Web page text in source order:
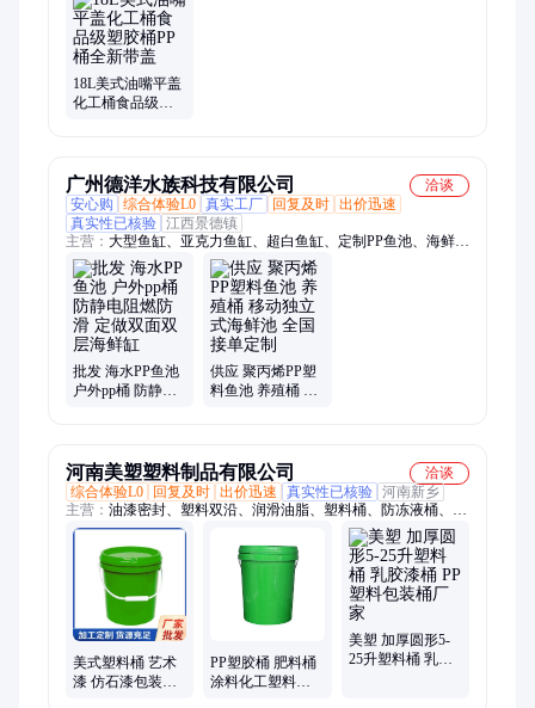
18L美式油嘴平盖
化工桶食品级塑
广州德洋水族科技有限公司
洽谈
安心购
综合体验L0 真实工厂 回复及时 出价迅速
真实性已核验 江西景德镇
主营： 大型鱼缸、亚克力鱼缸、超白鱼缸、定制PP鱼池、海鲜池
定制、超市海鲜池、酒店海鲜池、海鲜缸定做、定制海鲜缸、定
做海鲜缸、亚克力泳池、无边亚克力泳池安装、无边泳池、亚克
力泳池定制、亚克力圆柱鱼缸、海洋馆观赏视窗安装、锦鲤地
缸、别墅鱼池观赏视窗安装、科研试验缸、亚克力圆柱表演箱、
美人鱼表演缸定制、天井鱼缸、定制亚克力板、亚克力水母缸定
制、定做海鲜池、亚克力挡板安装
批发 海水PP鱼池
户外pp桶 防静电
供应 聚丙烯PP塑
料鱼池 养殖桶 移
河南美塑塑料制品有限公司
洽谈
综合体验L0
回复及时 出价迅速 真实性已核验 河南新乡
主营： 油漆密封、塑料双沿、润滑油脂、塑料桶、防冻液桶、润
滑油桶、pp化工包装、塑料包装桶、涂料包装桶、建材涂料桶、
美式涂料桶、水桶涂料桶、双沿包装桶、涂料桶定制、塑料化工
桶、油漆包装桶、液体包装桶、乳胶漆包装桶、化工桶机油桶、
美式膜内贴桶、食品级包装桶、加厚水桶涂料、塑料容器、胶水
涂料、食品级塑料
美式塑料桶 艺术
漆 仿石漆包装桶
PP塑胶桶 肥料桶
涂料化工塑料桶
美塑 加厚圆形5-
25升塑料桶 乳胶